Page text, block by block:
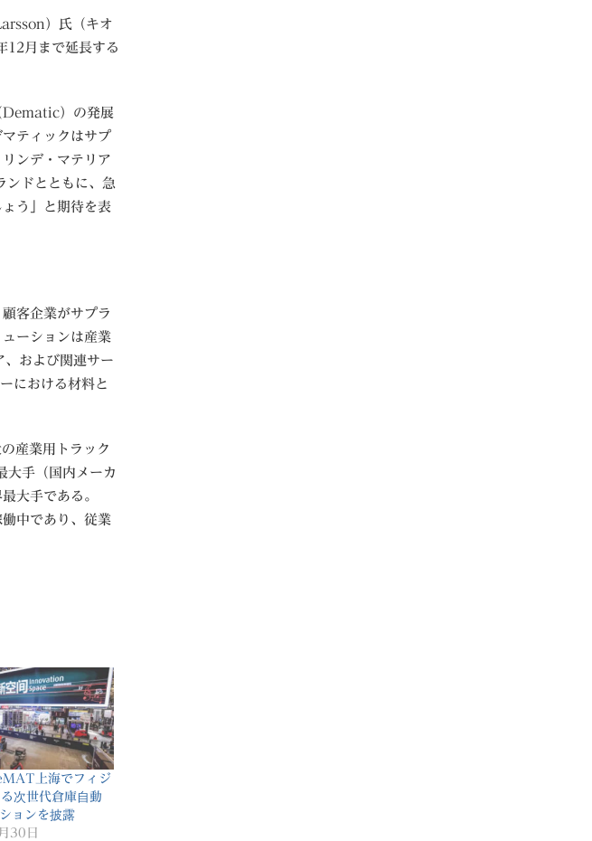
）氏（キオ
12月まで延長する
Dematic）の発展
ティックはサプ
ンデ・マテリア
ドとともに、急
う」と期待を表
客企業がサプラ
ーションは産業
および関連サー
における材料と
産業用トラック
大手（国内メーカ
大手である。
中であり、従業
上海でフィジ
次世代倉庫自動
ョンを披露
30日